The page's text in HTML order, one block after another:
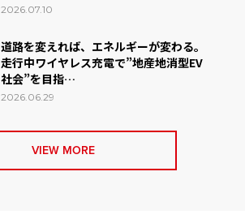
2026.07.10
道路を変えれば、エネルギーが変わる。
走行中ワイヤレス充電で”地産地消型EV
社会”を目指…
2026.06.29
VIEW MORE